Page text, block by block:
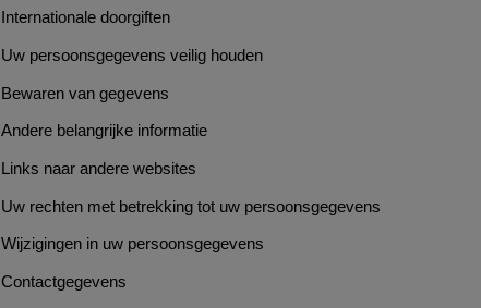
Internationale doorgiften
Uw persoonsgegevens veilig houden
Bewaren van gegevens
Andere belangrijke informatie
Links naar andere websites
Uw rechten met betrekking tot uw persoonsgegevens
Wijzigingen in uw persoonsgegevens
Contactgegevens